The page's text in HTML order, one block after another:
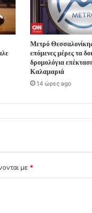
Μετρό
επόμενες μέρες τα
δρομολόγια
Καλαμαριά
14 ώρες ago
με *